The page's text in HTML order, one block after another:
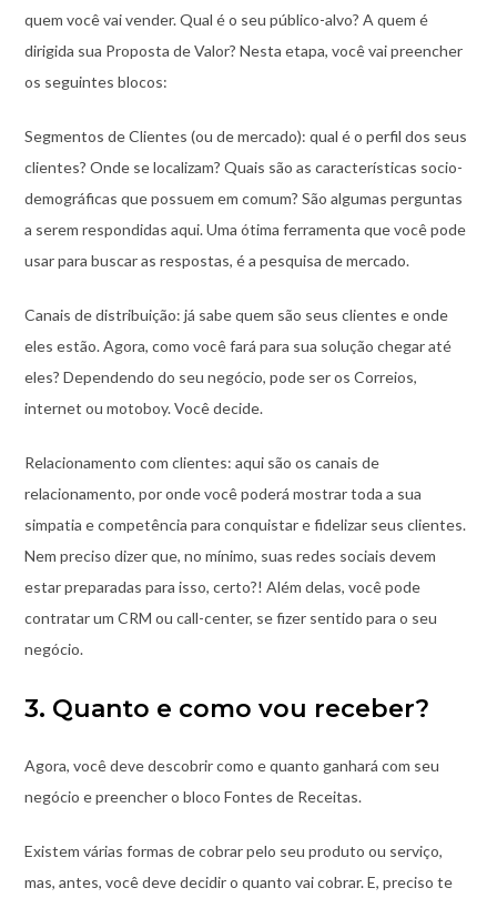
quem você vai vender. Qual é o seu público-alvo? A quem é
dirigida sua Proposta de Valor? Nesta etapa, você vai preencher
os seguintes blocos:
Segmentos de Clientes (ou de mercado): qual é o perfil dos seus
clientes? Onde se localizam? Quais são as características socio-
demográficas que possuem em comum? São algumas perguntas
a serem respondidas aqui. Uma ótima ferramenta que você pode
usar para buscar as respostas, é a pesquisa de mercado.
Canais de distribuição: já sabe quem são seus clientes e onde
eles estão. Agora, como você fará para sua solução chegar até
eles? Dependendo do seu negócio, pode ser os Correios,
internet ou motoboy. Você decide.
Relacionamento com clientes: aqui são os canais de
relacionamento, por onde você poderá mostrar toda a sua
simpatia e competência para conquistar e fidelizar seus clientes.
Nem preciso dizer que, no mínimo, suas redes sociais devem
estar preparadas para isso, certo?! Além delas, você pode
contratar um CRM ou call-center, se fizer sentido para o seu
negócio.
3. Quanto e como vou receber?
Agora, você deve descobrir como e quanto ganhará com seu
negócio e preencher o bloco Fontes de Receitas.
Existem várias formas de cobrar pelo seu produto ou serviço,
mas, antes, você deve decidir o quanto vai cobrar. E, preciso te